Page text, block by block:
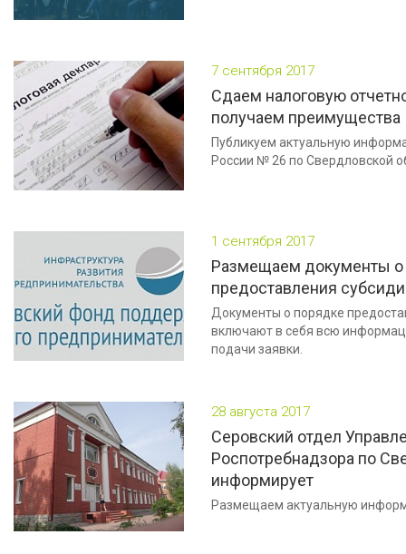
7 сентября 2017
Сдаем налоговую
получаем преимущества
Публикуем актуальную
России № 26 по Свердловской
1 сентября 2017
Размещаем документы о
предоставления
Документы о порядке
включают в себя всю
подачи заявки.
28 августа 2017
Серовский отдел
Роспотребнадзора по
информирует
Размещаем актуальную